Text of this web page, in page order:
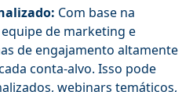
Com base na
de marketing e
de engajamento altamente
conta-alvo. Isso pode
webinars temáticos,